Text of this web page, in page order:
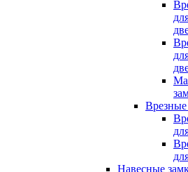
Врезные
Навесные